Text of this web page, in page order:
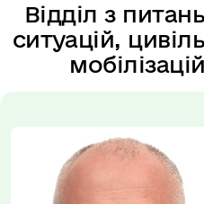
Відділ з
ситуацій,